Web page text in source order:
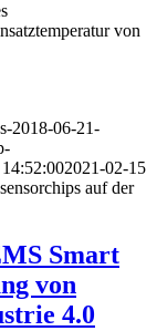
von
2018-06-21-
2021-02-15
auf der
Smart
von
4.0